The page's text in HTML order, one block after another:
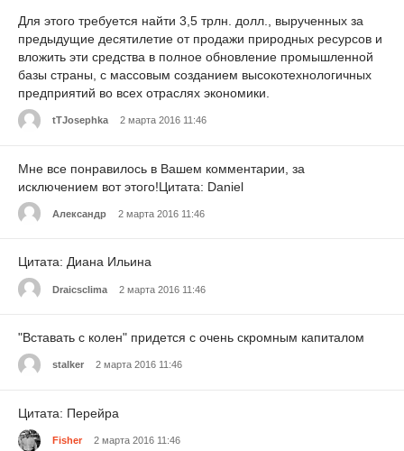
Для этого требуется найти 3,5 трлн. долл., вырученных за
предыдущие десятилетие от продажи природных ресурсов и
вложить эти средства в полное обновление промышленной
базы страны, с массовым созданием высокотехнологичных
предприятий во всех отраслях экономики.
tTJosephka 2 марта 2016 11:46
Мне все понравилось в Вашем комментарии, за
исключением вот этого!Цитата: Daniel
Александр 2 марта 2016 11:46
Цитата: Диана Ильина
Draicsclima 2 марта 2016 11:46
"Вставать с колен" придется с очень скромным капиталом
stalker 2 марта 2016 11:46
Цитата: Перейра
Fisher 2 марта 2016 11:46